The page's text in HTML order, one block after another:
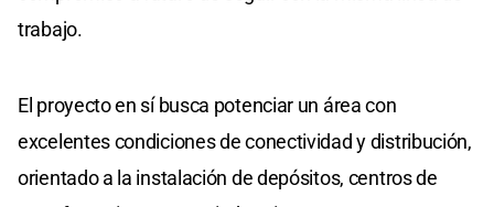
trabajo.
El proyecto en sí busca potenciar un área con
excelentes condiciones de conectividad y distribución,
orientado a la instalación de depósitos, centros de